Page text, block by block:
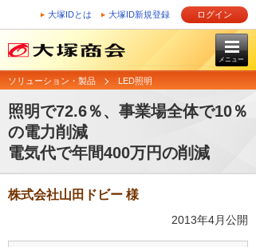
大塚IDとは 大塚ID新規登録 ログイン
メニュー
ソリューション・製品 LED照明
照明で72.6％、事業場全体で10％
の電力削減
電気代で年間400万円の削減
株式会社山田ドビー 様
2013年4月公開